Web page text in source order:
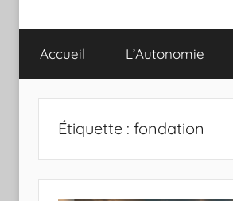
Sahara
News
l'info
sur
Accueil L’Autonomie
Étiquette : fondation